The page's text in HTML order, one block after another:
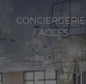
CONCIERGERIE
/ ACCÈS